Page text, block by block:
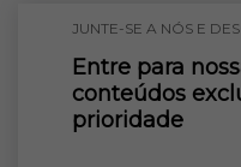
JUNTE-SE A NÓS E
Entre para
conteúdos
prioridade